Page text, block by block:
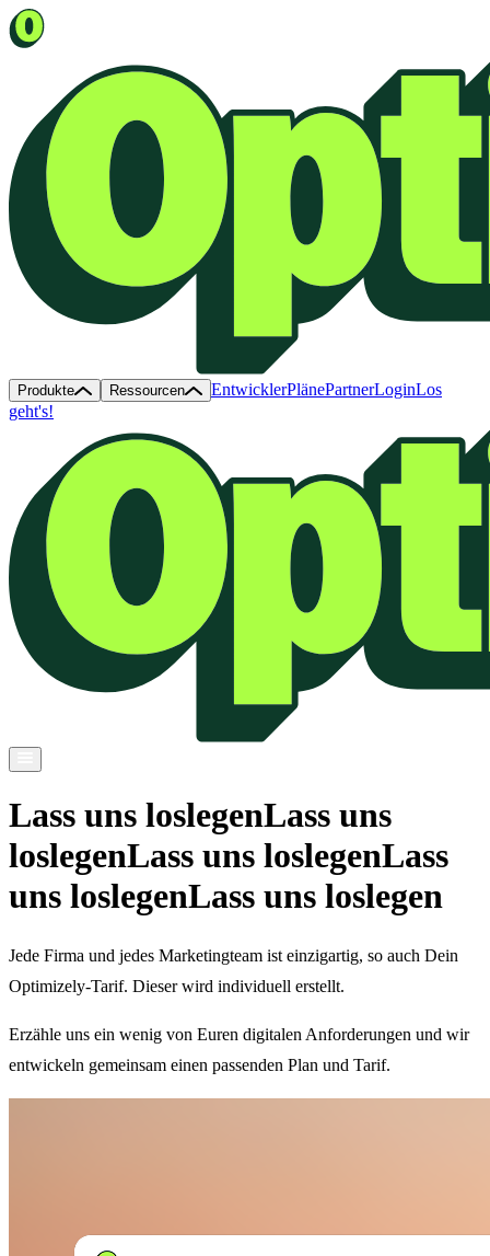
Produkte Ressourcen EntwicklerPlänePartnerLoginLos
geht's!
Lass uns loslegenLass uns
loslegenLass uns loslegenLass
uns loslegenLass uns loslegen
Jede Firma und jedes Marketingteam ist einzigartig, so auch Dein
Optimizely-Tarif. Dieser wird individuell erstellt.
Erzähle uns ein wenig von Euren digitalen Anforderungen und wir
entwickeln gemeinsam einen passenden Plan und Tarif.